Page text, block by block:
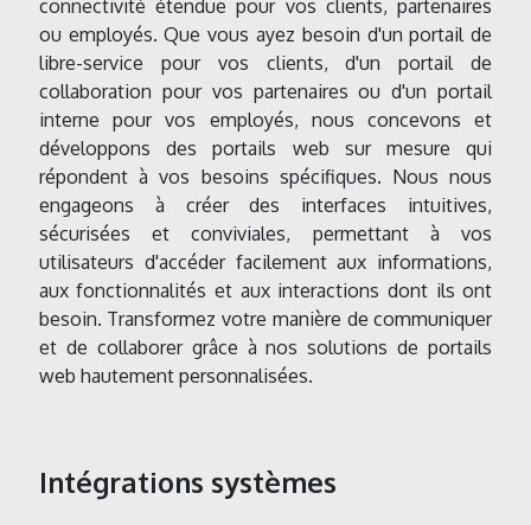
connectivité étendue pour vos clients, partenaires
ou employés. Que vous ayez besoin d'un portail de
libre-service pour vos clients, d'un portail de
collaboration pour vos partenaires ou d'un portail
interne pour vos employés, nous concevons et
développons des portails web sur mesure qui
répondent à vos besoins spécifiques. Nous nous
engageons à créer des interfaces intuitives,
sécurisées et conviviales, permettant à vos
utilisateurs d'accéder facilement aux informations,
aux fonctionnalités et aux interactions dont ils ont
besoin. Transformez votre manière de communiquer
et de collaborer grâce à nos solutions de portails
web hautement personnalisées.
Intégrations systèmes